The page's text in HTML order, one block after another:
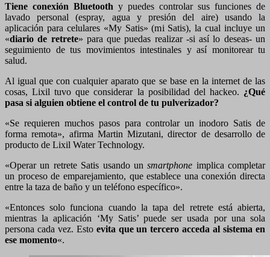
Tiene conexión Bluetooth y puedes controlar sus funciones de
lavado personal (espray, agua y presión del aire) usando la
aplicación para celulares «My Satis» (mi Satis), la cual incluye un
«diario de retrete» para que puedas realizar -si así lo deseas- un
seguimiento de tus movimientos intestinales y así monitorear tu
salud.
Al igual que con cualquier aparato que se base en la internet de las
cosas, Lixil tuvo que considerar la posibilidad del hackeo. ¿Qué
pasa si alguien obtiene el control de tu pulverizador?
«Se requieren muchos pasos para controlar un inodoro Satis de
forma remota», afirma Martin Mizutani, director de desarrollo de
producto de Lixil Water Technology.
«Operar un retrete Satis usando unsmartphone implica completar
un proceso de emparejamiento, que establece una conexión directa
entre la taza de baño y un teléfono específico».
«Entonces solo funciona cuando la tapa del retrete está abierta,
mientras la aplicación ‘My Satis’ puede ser usada por una sola
persona cada vez. Esto evita que un tercero acceda al sistema en
ese momento«.